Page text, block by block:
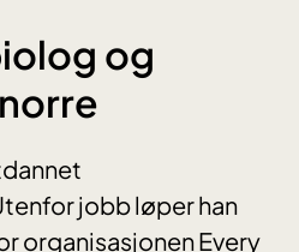
og
jobb løper han
organisasjonen Every